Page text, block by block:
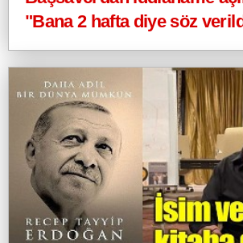
"Bana 2 hafta diye söz